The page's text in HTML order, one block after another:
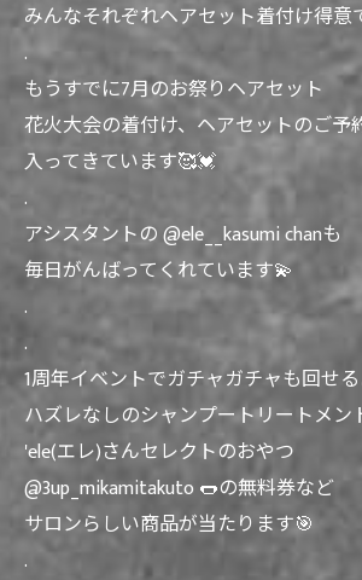
みんなそれぞれヘアセット着付け得意
.
もうすでに7月のお祭りヘアセット
花火大会の着付け、ヘアセットのご予
入ってきています🥰💓
.
アシスタントの @ele__kasumi chanも
毎日がんばってくれています💫
.
.
1周年イベントでガチャガチャも回せ
ハズレなしのシャンプートリートメン
'ele(エレ)さんセレクトのおやつ
@3up_mikamitakuto 🌭の無料券など
サロンらしい商品が当たります🎯
.